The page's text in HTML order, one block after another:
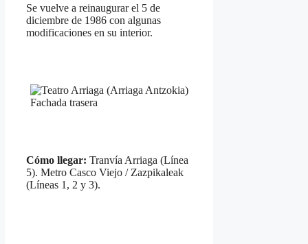
Se vuelve a reinaugurar el 5 de
diciembre de 1986 con algunas
modificaciones en su interior.
Fachada trasera
Cómo llegar: Tranvía Arriaga (Línea
5). Metro Casco Viejo / Zazpikaleak
(Líneas 1, 2 y 3).